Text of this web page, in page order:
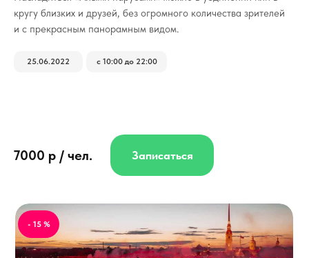
кругу близких и друзей, без огромного количества зрителей
и с прекрасным панорамным видом.
7000 р / чел.
25.06.2022 с 10:00 до 22:00
Записаться
- 15 %